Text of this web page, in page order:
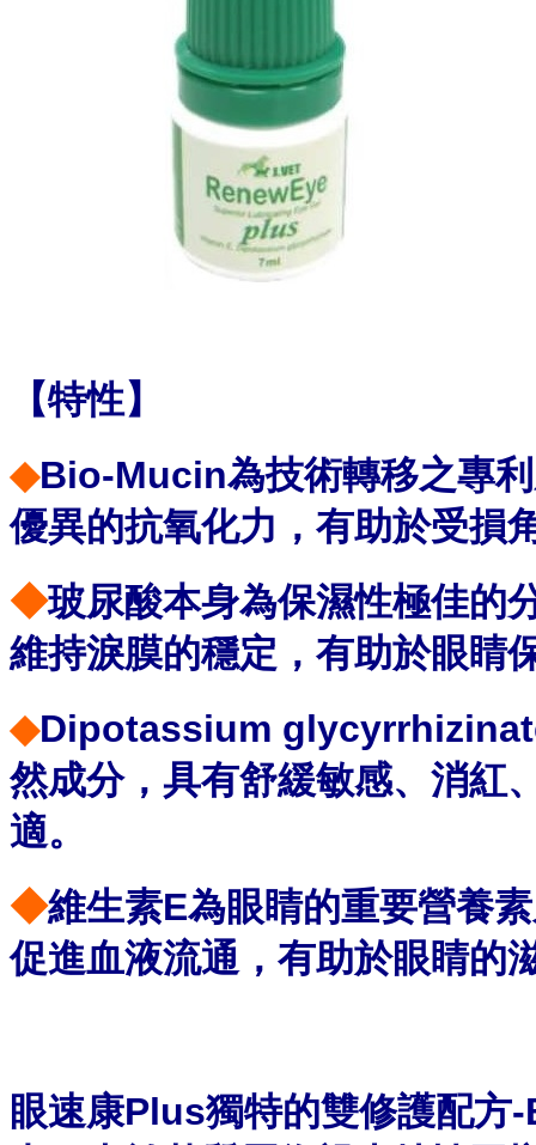
【特性】
◆Bio-Mucin為技術轉移之專
優異的抗氧化力，有助於受損
◆玻尿酸本身為保濕性極佳的
維持淚膜的穩定，有助於眼睛
◆Dipotassium
然成分，具有舒緩敏感、消紅
適。
◆維生素E為眼睛的重要營養
促進血液流通，有助於眼睛的
眼速康Plus獨特的雙修護配